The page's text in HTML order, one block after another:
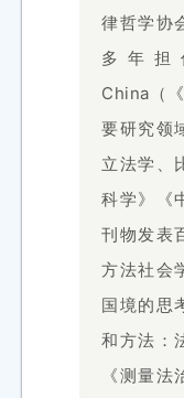
律哲学协
多年担
China（
要研究领
立法学、
科学》《
刊物发表
方法社会
国境的思
和方法：
《测量法